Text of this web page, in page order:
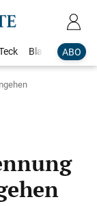
ABO
Blaulicht